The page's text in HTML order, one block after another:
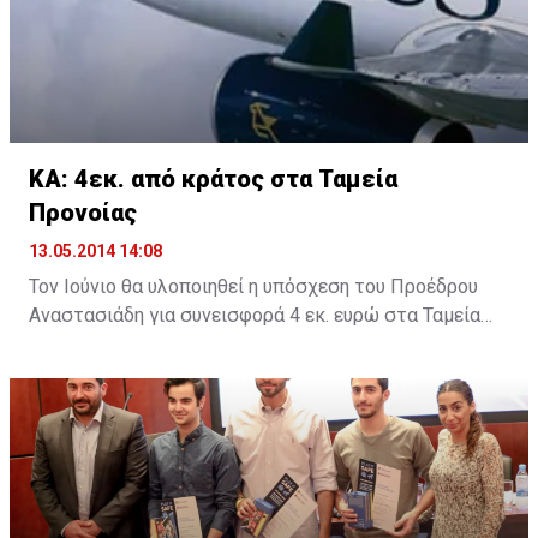
και μεγάλοι και την ασφαλιστική Υδρόγειος για την
ενημέρωση αναφορικά με το νέο ασφαλιστικό πακέτο
που αφορά τους ποδηλάτες.
ΚΑ: 4εκ. από κράτος στα Ταμεία
Προνοίας
13.05.2014 14:08
Τον Ιούνιο θα υλοποιηθεί η υπόσχεση του Προέδρου
Αναστασιάδη για συνεισφορά 4 εκ. ευρώ στα Ταμεία
που έδωσε ο Πρόεδρος σε συνάντησή του με την
Εκτελεστική Επιτροπή της ΣΕΚ.
Σε δηλώσεις του μετά τη συνάντηση στο Προεδρικό, ο
Γενικός Γραμματέας της ΣΕΚ Νίκος Μωϋσέως ανέφερε